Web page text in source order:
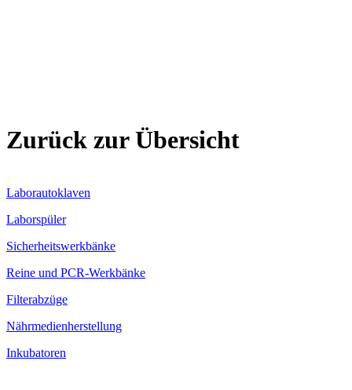
Zurück zur Übersicht
Laborautoklaven
Laborspüler
Sicherheitswerkbänke
Reine und PCR-Werkbänke
Filterabzüge
Nährmedienherstellung
Inkubatoren